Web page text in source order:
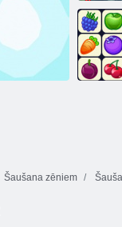
Šaušana zēniem